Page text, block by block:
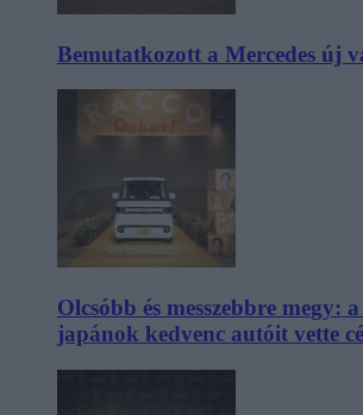
Bemutatkozott a Mercedes új
Olcsóbb és messzebbre megy:
japánok kedvenc autóit vette